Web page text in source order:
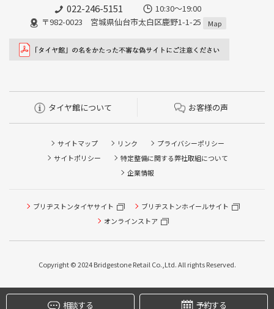
022-246-5151
10:30～19:00
〒982-0023 宮城県仙台市太白区鹿野1-1-25
Map
タイヤ館について お客様の声
サイトマップ リンク
プライバシーポリシー
サイトポリシー
特定整備に関する弊社取組について
企業情報
ブリヂストンタイヤサイト
ブリヂストンホイールサイト
オンラインストア
Copyright © 2024 Bridgestone Retail Co.,Ltd. All rights Reserved.
相談する 予約する
タイヤ点検・安全点検/タイヤ履き替え/オイル交換/その他
ピット作業の予約
本日のタイヤ履き替え順番待ち予約 ※クローク契約会員の